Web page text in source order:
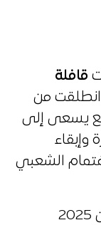
قافلة
انطلقت من
يسعى إلى
الشعبي
وبين المحاولة البرية الأولى في جوان 2025